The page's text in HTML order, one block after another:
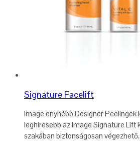
Signature Facelift
Image enyhébb Designer Peelingek
leghíresebb az Image Signature Lift
szakában biztonságosan